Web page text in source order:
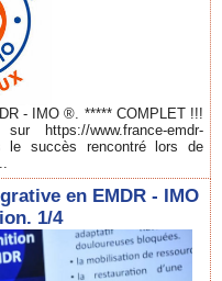
- IMO ®. ***** COMPLET !!!
https://www.france-emdr-
le succès rencontré lors de
en EMDR - IMO
1/4